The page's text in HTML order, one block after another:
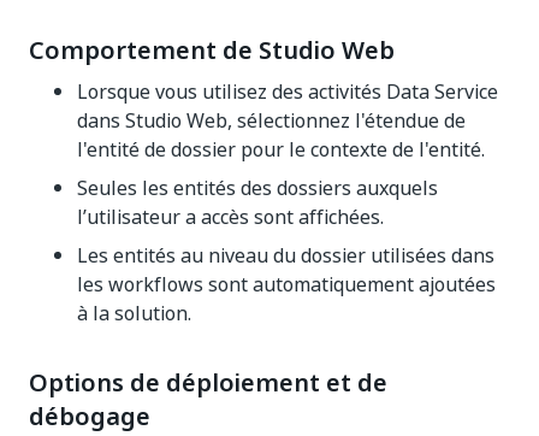
Comportement de Studio Web
Lorsque vous utilisez des activités Data Service
dans Studio Web, sélectionnez l'étendue de
l'entité de dossier pour le contexte de l'entité.
Seules les entités des dossiers auxquels
l’utilisateur a accès sont affichées.
Les entités au niveau du dossier utilisées dans
les workflows sont automatiquement ajoutées
à la solution.
Options de déploiement et de
débogage